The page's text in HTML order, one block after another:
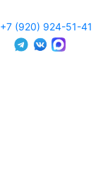
+7 (920) 924-51-41